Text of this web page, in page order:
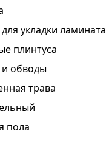
укладки ламината
плинтуса
обводы
трава
пола